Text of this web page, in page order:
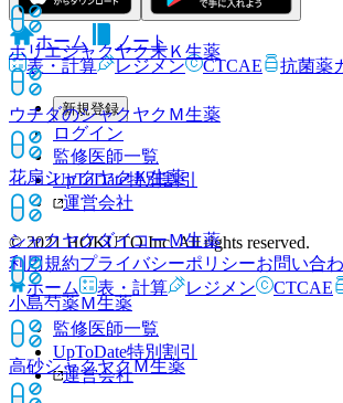
ホリエシャクヤク末Ｋ 生薬
ウチダのシャクヤクＭ生薬
花扇シャクヤクＫ生薬
シャクヤクダイコーＭ生薬
小島芍薬Ｍ生薬
高砂シャクヤクＭ生薬
ホーム
ノート
表・計算
レジメン CTCAE 抗菌薬
新規登録
ログイン
監修医師一覧
UpToDate特別割引
運営会社
© 2021 HOKUTO Inc. All rights reserved.
利用規約プライバシーポリシーお問い合
ホーム
表・計算 レジメン CTCAE
監修医師一覧
UpToDate特別割引
運営会社